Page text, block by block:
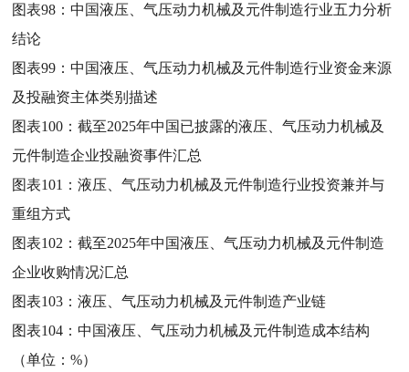
图表98：中国液压、气压动力机械及元件制造行业五力分析
结论
图表99：中国液压、气压动力机械及元件制造行业资金来源
及投融资主体类别描述
图表100：截至2025年中国已披露的液压、气压动力机械及
元件制造企业投融资事件汇总
图表101：液压、气压动力机械及元件制造行业投资兼并与
重组方式
图表102：截至2025年中国液压、气压动力机械及元件制造
企业收购情况汇总
图表103：液压、气压动力机械及元件制造产业链
图表104：中国液压、气压动力机械及元件制造成本结构
（单位：%）